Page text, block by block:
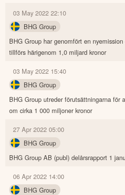
03 May 2022 22:10
BHG Group
BHG Group har genomfört en
tillförs härigenom 1,0 miljard kronor
03 May 2022 15:40
BHG Group
BHG Group utreder förutsättningarna för
om cirka 1 000 miljoner kronor
27 Apr 2022 05:00
BHG Group
BHG Group AB (publ) delårsrapport 1
06 Apr 2022 14:00
BHG Group